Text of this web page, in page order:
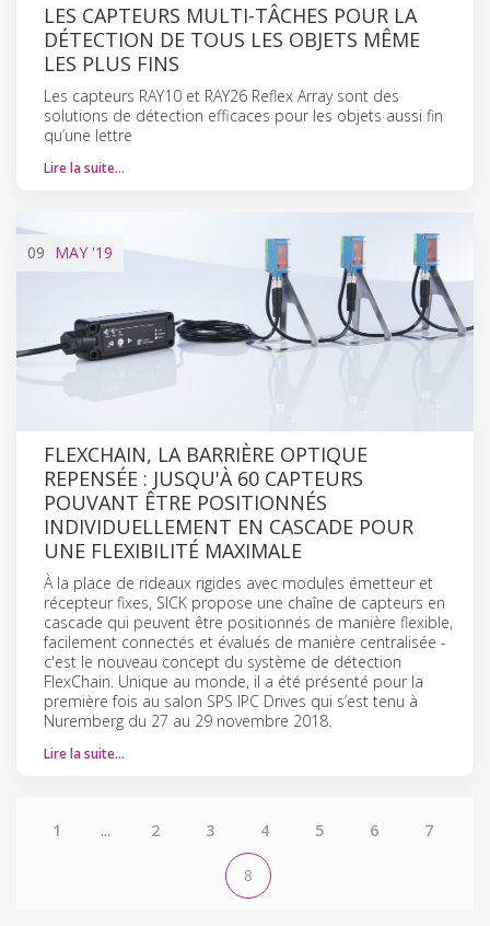
LES CAPTEURS MULTI-TÂCHES POUR LA
DÉTECTION DE TOUS LES OBJETS MÊME
LES PLUS FINS
Les capteurs RAY10 et RAY26 Reflex Array sont des
solutions de détection efficaces pour les objets aussi fin
qu’une lettre
Lire la suite…
09 MAY '19
FLEXCHAIN, LA BARRIÈRE OPTIQUE
REPENSÉE : JUSQU'À 60 CAPTEURS
POUVANT ÊTRE POSITIONNÉS
INDIVIDUELLEMENT EN CASCADE POUR
UNE FLEXIBILITÉ MAXIMALE
À la place de rideaux rigides avec modules émetteur et
récepteur fixes, SICK propose une chaîne de capteurs en
cascade qui peuvent être positionnés de manière flexible,
facilement connectés et évalués de manière centralisée -
c'est le nouveau concept du système de détection
FlexChain. Unique au monde, il a été présenté pour la
première fois au salon SPS IPC Drives qui s’est tenu à
Nuremberg du 27 au 29 novembre 2018.
Lire la suite…
1 ... 2 3 4 5 6 7
8